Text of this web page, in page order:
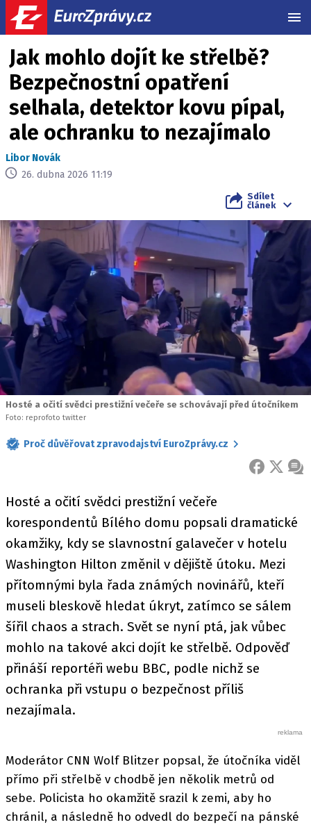
Jak mohlo dojít ke střelbě?
Bezpečnostní opatření
selhala, detektor kovu pípal,
ale ochranku to nezajímalo
Libor Novák
26. dubna 2026 11:19
Sdílet
článek
Hosté a očití svědci prestižní večeře se schovávají před útočníkem
Foto: reprofoto twitter
Proč důvěřovat zpravodajství EuroZprávy.cz
FACEBOOK
X
Hosté a očití svědci prestižní večeře
korespondentů Bílého domu popsali dramatické
okamžiky, kdy se slavnostní galavečer v hotelu
Washington Hilton změnil v dějiště útoku. Mezi
přítomnými byla řada známých novinářů, kteří
museli bleskově hledat úkryt, zatímco se sálem
šířil chaos a strach. Svět se nyní ptá, jak vůbec
mohlo na takové akci dojít ke střelbě. Odpověď
přináší reportéři webu BBC, podle nichž se
ochranka při vstupu o bezpečnost příliš
nezajímala.
Moderátor CNN Wolf Blitzer popsal, že útočníka viděl
přímo při střelbě v chodbě jen několik metrů od
sebe. Policista ho okamžitě srazil k zemi, aby ho
chránil, a následně ho odvedl do bezpečí na pánské